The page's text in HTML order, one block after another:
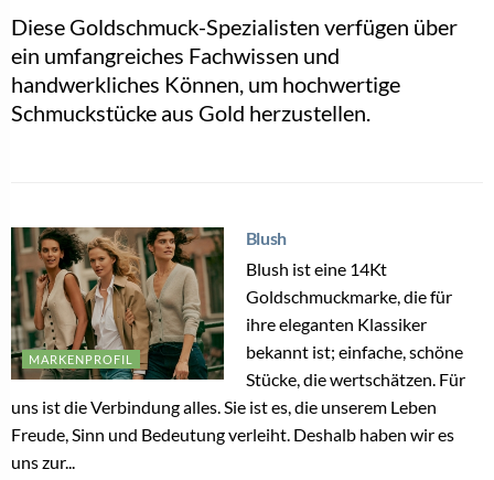
Diese Goldschmuck-Spezialisten verfügen über
ein umfangreiches Fachwissen und
handwerkliches Können, um hochwertige
Schmuckstücke aus Gold herzustellen.
MARKENPROFIL
Blush
Blush ist eine 14Kt
Goldschmuckmarke, die für
ihre eleganten Klassiker
bekannt ist; einfache, schöne
Stücke, die wertschätzen. Für
uns ist die Verbindung alles. Sie ist es, die unserem Leben
Freude, Sinn und Bedeutung verleiht. Deshalb haben wir es
uns zur...